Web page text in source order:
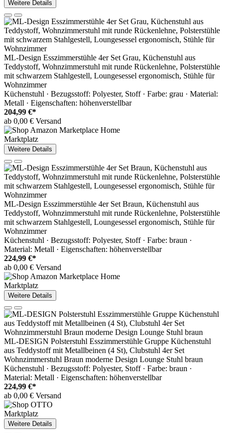
Weitere Details
ML-Design Esszimmerstühle 4er Set Grau, Küchenstuhl aus
Teddystoff, Wohnzimmerstuhl mit runde Rückenlehne, Polsterstühle
mit schwarzem Stahlgestell, Loungesessel ergonomisch, Stühle für
Wohnzimmer
Küchenstuhl · Bezugsstoff: Polyester, Stoff · Farbe: grau · Material:
Metall · Eigenschaften: höhenverstellbar
204,99 €*
ab 0,00 € Versand
Marktplatz
Weitere Details
ML-Design Esszimmerstühle 4er Set Braun, Küchenstuhl aus
Teddystoff, Wohnzimmerstuhl mit runde Rückenlehne, Polsterstühle
mit schwarzem Stahlgestell, Loungesessel ergonomisch, Stühle für
Wohnzimmer
Küchenstuhl · Bezugsstoff: Polyester, Stoff · Farbe: braun ·
Material: Metall · Eigenschaften: höhenverstellbar
224,99 €*
ab 0,00 € Versand
Marktplatz
Weitere Details
ML-DESIGN Polsterstuhl Esszimmerstühle Gruppe Küchenstuhl
aus Teddystoff mit Metallbeinen (4 St), Clubstuhl 4er Set
Wohnzimmerstuhl Braun moderne Design Lounge Stuhl braun
Küchenstuhl · Bezugsstoff: Polyester, Stoff · Farbe: braun ·
Material: Metall · Eigenschaften: höhenverstellbar
224,99 €*
ab 0,00 € Versand
Marktplatz
Weitere Details